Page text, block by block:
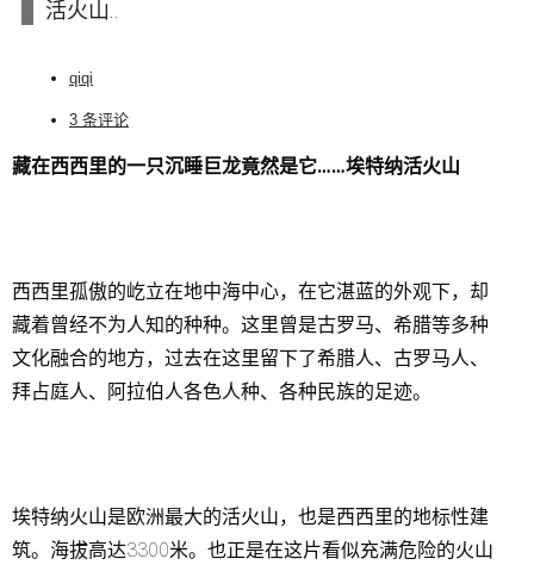
活火山..
qiqi
3 条评论
藏在西西里的一只沉睡巨龙竟然是它……埃特纳活火山
西西里孤傲的屹立在地中海中心，在它湛蓝的外观下，却
藏着曾经不为人知的种种。这里曾是古罗马、希腊等多种
文化融合的地方，过去在这里留下了希腊人、古罗马人、
拜占庭人、阿拉伯人各色人种、各种民族的足迹。
埃特纳火山是欧洲最大的活火山，也是西西里的地标性建
筑。海拔高达3300米。也正是在这片看似充满危险的火山